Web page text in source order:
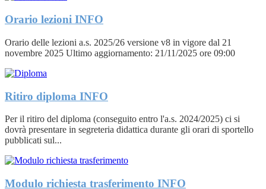
Orario lezioni INFO
Orario delle lezioni a.s. 2025/26 versione v8 in vigore dal 21
novembre 2025 Ultimo aggiornamento: 21/11/2025 ore 09:00
Ritiro diploma INFO
Per il ritiro del diploma (conseguito entro l'a.s. 2024/2025) ci si
dovrà presentare in segreteria didattica durante gli orari di sportello
pubblicati sul...
Modulo richiesta trasferimento INFO